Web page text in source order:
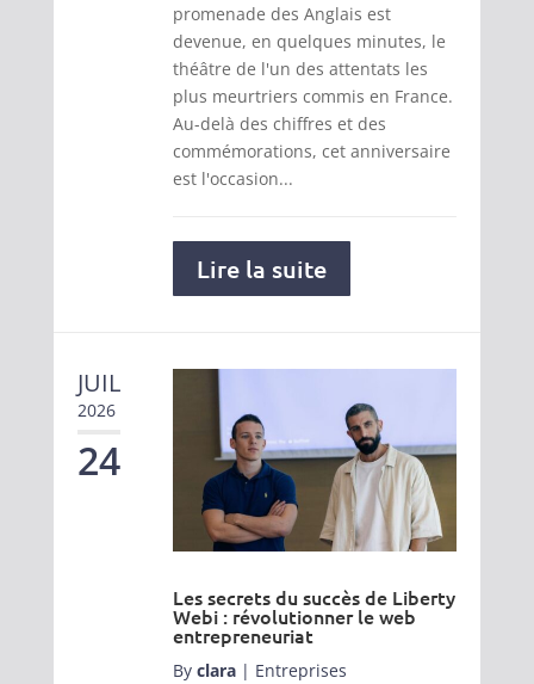
promenade des Anglais est
devenue, en quelques minutes, le
théâtre de l'un des attentats les
plus meurtriers commis en France.
Au-delà des chiffres et des
commémorations, cet anniversaire
est l'occasion...
Lire la suite
JUIL
2026
24
Les secrets du succès de Liberty
Webi : révolutionner le web
entrepreneuriat
By clara| Entreprises